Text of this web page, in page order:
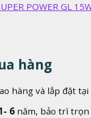
POWER GL
hàng
hàng và lắp đặt tại
6 năm, bảo trì